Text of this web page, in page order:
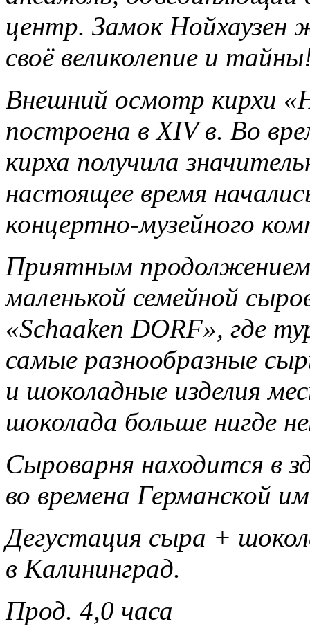
центр. Замок Нойхаузен
своё великолепие и
Внешний осмотр кирхи
построена в XIV в. Во
кирха получила
настоящее время
концертно-музейного
Приятным продолжением
маленькой семейной
«Schaaken DORF», где
самые разнообразные
и шоколадные изделия
шоколада больше нигде
Сыроварня находится в
во времена Германской
Дегустация сыра +
в Калининград.
Прод. 4,0 часа